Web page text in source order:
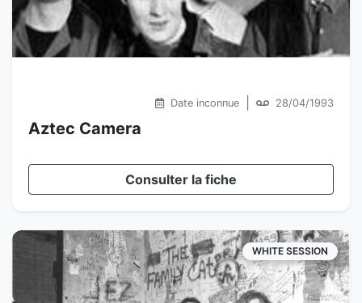
Date inconnue 28/04/1993
Aztec Camera
Consulter la fiche
WHITE SESSION